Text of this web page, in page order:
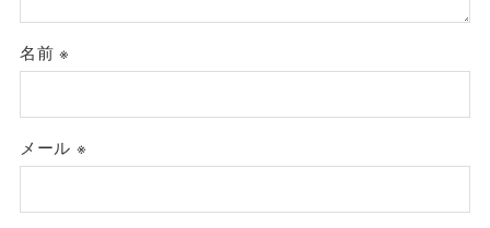
名前※
メール ※